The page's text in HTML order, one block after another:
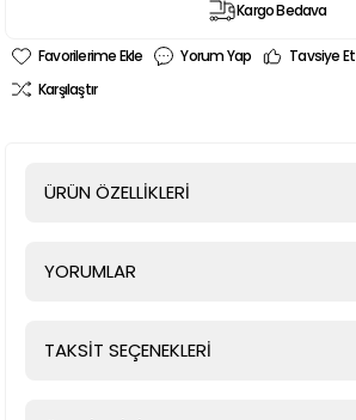
Kargo Bedava
Yorum Yap Tavsiye Et
Karşılaştır
ÜRÜN ÖZELLİKLERİ
YORUMLAR
TAKSİT SEÇENEKLERİ